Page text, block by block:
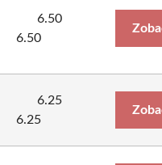
6.50
6.50
6.25
6.25